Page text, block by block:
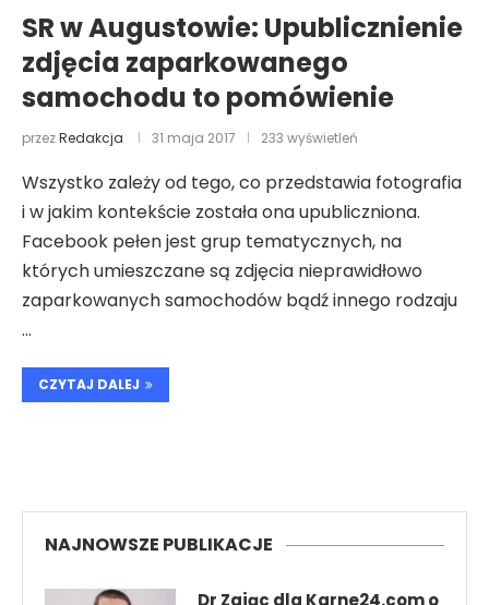
SR w Augustowie: Upublicznienie
zdjęcia zaparkowanego
samochodu to pomówienie
przezRedakcja 31 maja 2017 233 wyświetleń
Wszystko zależy od tego, co przedstawia fotografia
i w jakim kontekście została ona upubliczniona.
Facebook pełen jest grup tematycznych, na
których umieszczane są zdjęcia nieprawidłowo
zaparkowanych samochodów bądź innego rodzaju
…
CZYTAJ DALEJ
NAJNOWSZE PUBLIKACJE
Dr Zając dla Karne24.com o